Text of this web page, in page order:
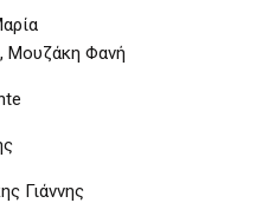
Μουζάκη Φανή
Γιάννης